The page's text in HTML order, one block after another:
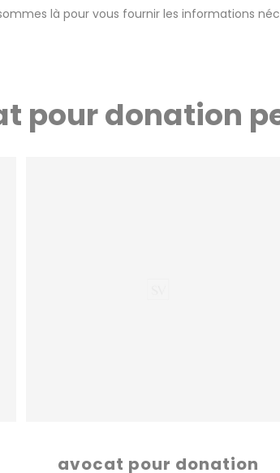
là pour vous fournir les informations
pour donation
avocat pour donation